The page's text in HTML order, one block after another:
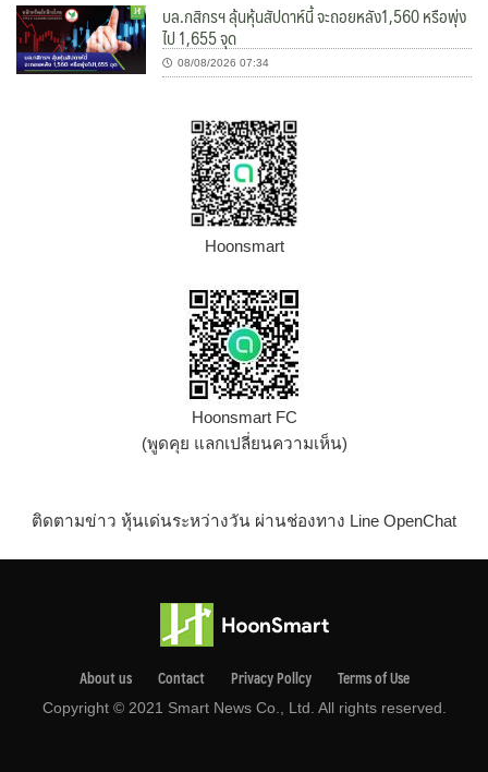
บล.กสิกรฯ ลุ้นหุ้นสัปดาห์นี้ จะถอยหลัง1,560 หรือพุ่ง
ไป 1,655 จุด
08/08/2026 07:34
Hoonsmart
Hoonsmart FC
(พูดคุย แลกเปลี่ยนความเห็น)
ติดตามข่าว หุ้นเด่นระหว่างวัน ผ่านช่องทาง Line OpenChat
About us Contact Privacy Pollcy Terms of Use
Copyright © 2021 Smart News Co., Ltd. All rights reserved.